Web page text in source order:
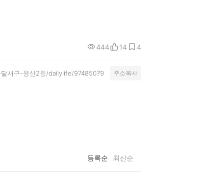
444 14 4
서구-용산2동/dailylife/97485079 주소복사
등록순 최신순